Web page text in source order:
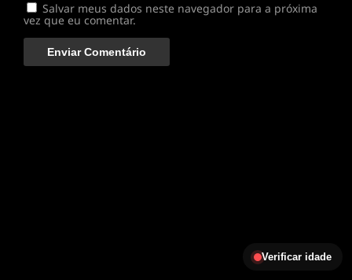
Salvar meus dados neste navegador para a próxima
vez que eu comentar.
Verificar idade